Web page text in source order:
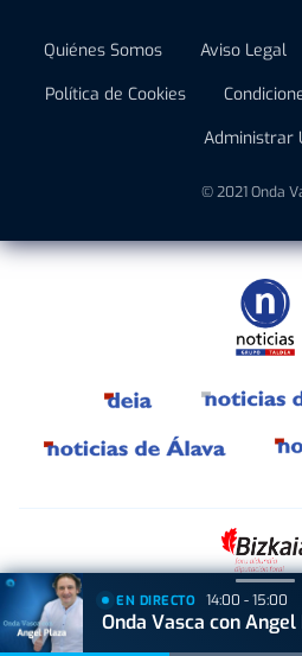
Quiénes Somos Aviso Legal
Política de Cookies
Administrar
© 2021 Onda
Bizkaiko Foru Aldundiak finantzatu du
Adimentsua
Este proyecto ha sido financiado por
EN DIRECTO 14:00 - 15:00
Onda Vasca con Angel